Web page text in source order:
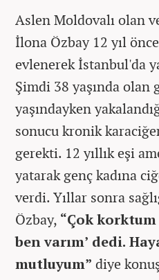
Aslen Moldovalı olan
İlona Özbay 12 yıl
evlenerek İstanbul'da
Şimdi 38 yaşında olan
yaşındayken
sonucu kronik
gerekti. 12 yıllık eşi
yatarak genç kadına
verdi. Yıllar sonra
Özbay, “Çok
ben varım’ dedi.
mutluyum” diye